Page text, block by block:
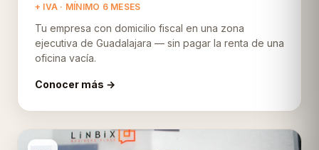
+ IVA · MÍNIMO 6 MESES
Tu empresa con domicilio fiscal en una zona
ejecutiva de Guadalajara — sin pagar la renta de una
oficina vacía.
Conocer más →